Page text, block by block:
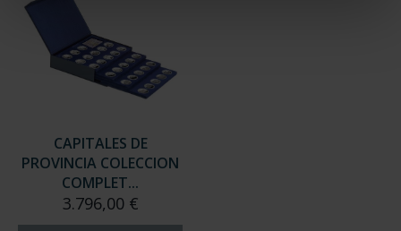
CAPITALES DE
PROVINCIA COLECCION
COMPLET...
3.796,00 €